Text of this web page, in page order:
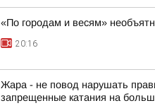
«По городам и весям»
20:16
Жара - не повод нарушать
запрещенные катания на